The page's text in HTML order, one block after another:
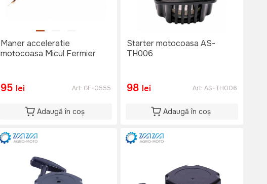
Maner acceleratie
motocoasa Micul Fermier
95 lei Art: GF-0555
Adaugă în coș
Starter motocoasa AS-
TH006
98 lei Art: AS-TH006
Adaugă în coș